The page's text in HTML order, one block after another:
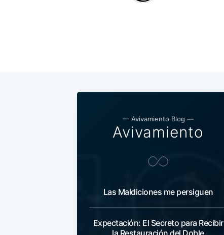
— Avivamiento Blog —
Avivamiento
Las Maldiciones me persiguen
Expectación: El Secreto para Recibir
la Restauración del Doble